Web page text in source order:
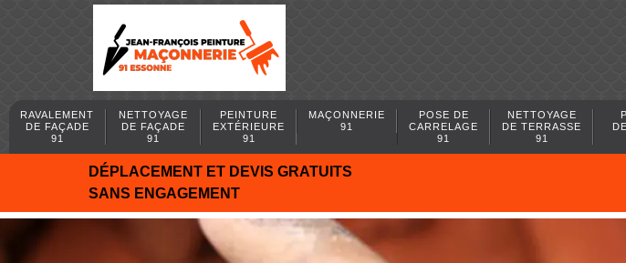
RAVALEMENT
DE FAÇADE
91
NETTOYAGE
DE FAÇADE
91
PEINTURE
EXTÉRIEURE
91
MAÇONNERIE
91
POSE DE
CARRELAGE
91
NETTOYAGE
DE TERRASSE
91
DÉPLACEMENT ET DEVIS GRATUITS
SANS ENGAGEMENT